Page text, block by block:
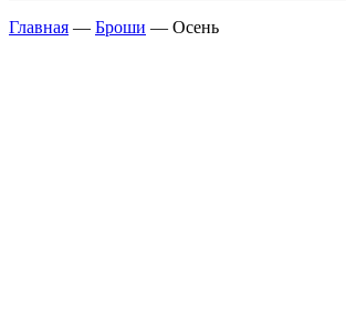
Главная — Броши — Осень